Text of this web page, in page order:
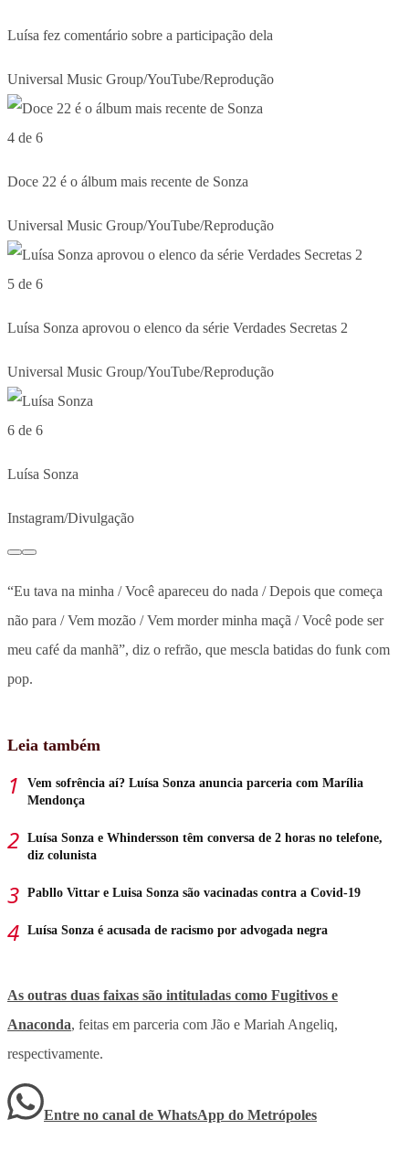
Luísa fez comentário sobre a participação dela
Universal Music Group/YouTube/Reprodução
4 de 6
Doce 22 é o álbum mais recente de Sonza
Universal Music Group/YouTube/Reprodução
5 de 6
Luísa Sonza aprovou o elenco da série Verdades Secretas 2
Universal Music Group/YouTube/Reprodução
6 de 6
Luísa Sonza
Instagram/Divulgação
“Eu tava na minha / Você apareceu do nada / Depois que começa
não para / Vem mozão / Vem morder minha maçã / Você pode ser
meu café da manhã”, diz o refrão, que mescla batidas do funk com
pop.
Leia também
Vem sofrência aí? Luísa Sonza anuncia parceria com Marília
Mendonça
Luísa Sonza e Whindersson têm conversa de 2 horas no telefone,
diz colunista
Pabllo Vittar e Luisa Sonza são vacinadas contra a Covid-19
Luísa Sonza é acusada de racismo por advogada negra
As outras duas faixas são intituladas como Fugitivos e
Anaconda, feitas em parceria com Jão e Mariah Angeliq,
respectivamente.
Entre no canal de WhatsApp do Metrópoles